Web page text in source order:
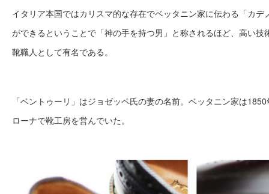
イタリア本国ではカリスマ的な存在でベッタニン家に伝わる「カデ
ができるということで「神の手を持つ男」と称されるほど、高い技
靴職人として有名である。
「ベントゥーリ」はジョゼッペ氏の妻の名前。ベッタニン家は
ローナで靴工房を営んでいた。